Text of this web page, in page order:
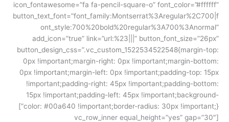
icon_fontawesome=”fa fa-pencil-square-o” font_color=”#ffffff”
button_text_font=”font_family:Montserrat%3Aregular%2C700|f
ont_style:700%20bold%20regular%3A700%3Anormal”
add_icon=”true” link=”url:%23|||” button_font_size=”26px”
button_design_css=”.vc_custom_1522534522548{margin-top:
0px !important;margin-right: 0px !important;margin-bottom:
0px !important;margin-left: 0px !important;padding-top: 15px
!important;padding-right: 45px !important;padding-bottom:
15px !important;padding-left: 45px !important;background-
color: #00a640 !important;border-radius: 30px !important;}”]
[vc_row_inner equal_height=”yes” gap=”30″